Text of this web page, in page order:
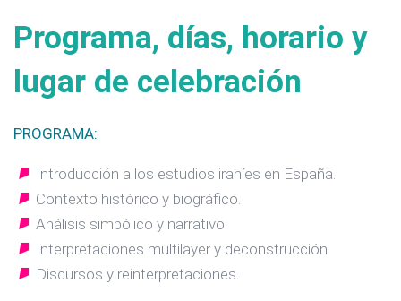
Programa, días, horario y
lugar de celebración
PROGRAMA:
Introducción a los estudios iraníes en España.
Contexto histórico y biográfico.
Análisis simbólico y narrativo.
Interpretaciones multilayer y deconstrucción
Discursos y reinterpretaciones.